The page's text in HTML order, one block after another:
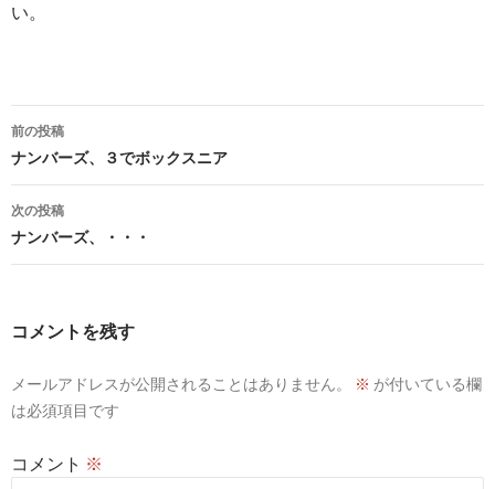
い。
投
稿
ナ
ビ
ゲ
ョ
前の投稿
ナンバーズ、３でボックスニア
次の投稿
ナンバーズ、・・・
コメントを残す
メールアドレスが公開されることはありません。 ※ が付いている欄
は必須項目です
コメント ※